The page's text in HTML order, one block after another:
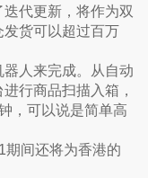
代更新，将作为双
货可以超过百万
人来完成。从自动
行商品扫描入箱，
，可以说是简单高
期间还将为香港的